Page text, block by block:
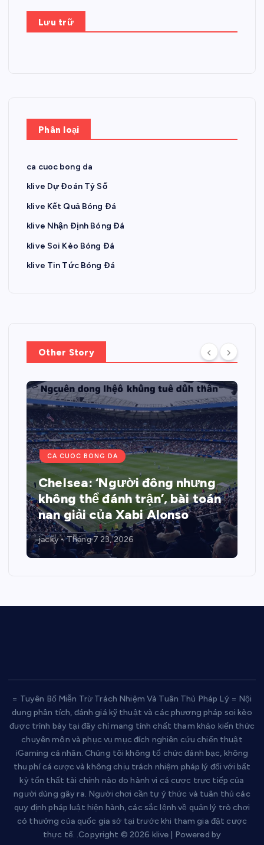
Lưu trữ
Phân loại
ca cuoc bong da
klive Dự Đoán Tỷ Số
klive Kết Quả Bóng Đá
klive Nhận Định Bóng Đá
klive Soi Kèo Bóng Đá
klive Tin Tức Bóng Đá
Other Story
CA CUOC BONG DA
Chelsea: ‘Người đông nhưng
không thể đánh trận’, bài toán
nan giải của Xabi Alonso
jacky Tháng 7 23, 2026
= Tuyên Bố Miễn Trừ Trách Nhiệm Và Tuân Thủ Pháp Lý = Nội
dung phân tích, đánh giá kỹ thuật và các phương pháp soi kèo
được trình bày tại đây chỉ mang tính chất tham khảo kiến thức
chuyên môn và phục vụ mục đích nghiên cứu chiến thuật
iGaming cá nhân. Chúng tôi không tổ chức đánh bạc, không
thu phí cá cược và không chịu trách nhiệm pháp lý đối với bất
kỳ tổn thất tài chính nào do hành vi cá cược trực tiếp của
người dùng gây ra. Người chơi cần tự ý thức và tuân thủ các
quy định pháp luật hiện hành, các sắc lệnh về quản lý trò chơi
có thưởng của quốc gia sở tại trước khi tham gia đặt cược
thực tế. .Copyright © 2026 klive | Powered by